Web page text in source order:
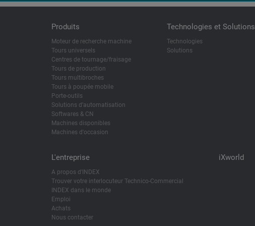
Produits
Moteur de recherche machine
Tours universels
Centres de tournage/fraisage
Tours de production
Tours multibroches
Tours à poupée mobile
Porte-outils
Solutions d’automatisation
Softwares & CN
Machines disponibles
Machines d'occasion
Technologies et Solutions
Technologies
Solutions
L'entreprise
A propos d'INDEX
Trouver votre interlocuteur Technico-Commercial
INDEX dans le monde
Emploi
Achats
Nous contacter
iXworld